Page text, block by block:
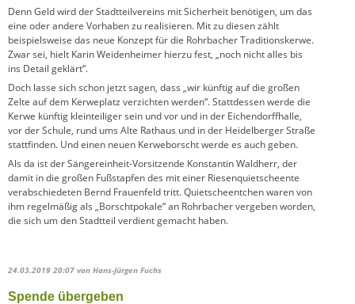
Denn Geld wird der Stadtteilvereins mit Sicherheit benötigen, um das
eine oder andere Vorhaben zu realisieren. Mit zu diesen zählt
beispielsweise das neue Konzept für die Rohrbacher Traditionskerwe.
Zwar sei, hielt Karin Weidenheimer hierzu fest, „noch nicht alles bis
ins Detail geklärt“.
Doch lasse sich schon jetzt sagen, dass „wir künftig auf die großen
Zelte auf dem Kerweplatz verzichten werden“. Stattdessen werde die
Kerwe künftig kleinteiliger sein und vor und in der Eichendorffhalle,
vor der Schule, rund ums Alte Rathaus und in der Heidelberger Straße
stattfinden. Und einen neuen Kerweborscht werde es auch geben.
Als da ist der Sängereinheit-Vorsitzende Konstantin Waldherr, der
damit in die großen Fußstapfen des mit einer Riesenquietscheente
verabschiedeten Bernd Frauenfeld tritt. Quietscheentchen waren von
ihm regelmäßig als „Borschtpokale“ an Rohrbacher vergeben worden,
die sich um den Stadtteil verdient gemacht haben.
24.03.2019 20:07 von Hans-Jürgen Fuchs
Spende übergeben